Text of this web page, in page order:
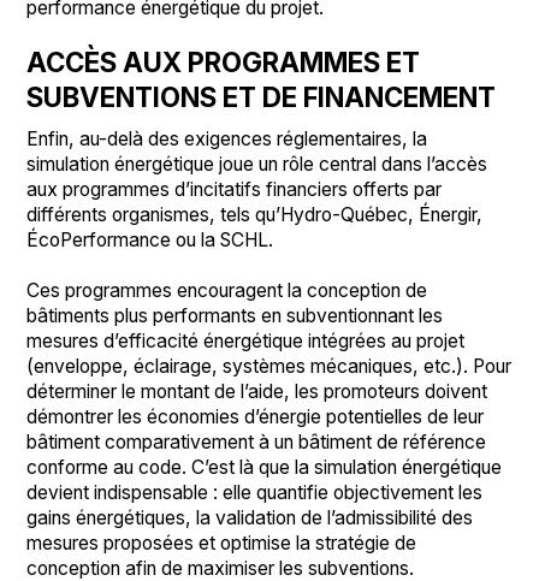
performance énergétique du projet.
ACCÈS AUX PROGRAMMES ET
SUBVENTIONS ET DE FINANCEMENT
Enfin, au-delà des exigences réglementaires, la
simulation énergétique joue un rôle central dans l’accès
aux programmes d’incitatifs financiers offerts par
différents organismes, tels qu’Hydro-Québec, Énergir,
ÉcoPerformance ou la SCHL.
Ces programmes encouragent la conception de
bâtiments plus performants en subventionnant les
mesures d’efficacité énergétique intégrées au projet
(enveloppe, éclairage, systèmes mécaniques, etc.). Pour
déterminer le montant de l’aide, les promoteurs doivent
démontrer les économies d’énergie potentielles de leur
bâtiment comparativement à un bâtiment de référence
conforme au code. C’est là que la simulation énergétique
devient indispensable : elle quantifie objectivement les
gains énergétiques, la validation de l’admissibilité des
mesures proposées et optimise la stratégie de
conception afin de maximiser les subventions.